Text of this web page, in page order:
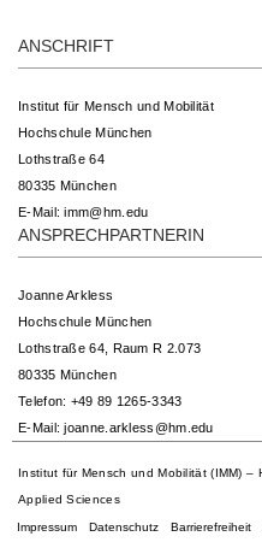
ANSCHRIFT
Institut für Mensch und Mobilität
Hochschule München
Lothstraße 64
80335 München
E-Mail:imm@hm.edu
ANSPRECHPARTNERIN
Joanne Arkless
Hochschule München
Lothstraße 64, Raum R 2.073
80335 München
Telefon: +49 89 1265-3343
E-Mail:joanne.arkless@hm.edu
Institut für Mensch und Mobilität (IMM) –
Applied Sciences
Impressum Datenschutz Barrierefreiheit